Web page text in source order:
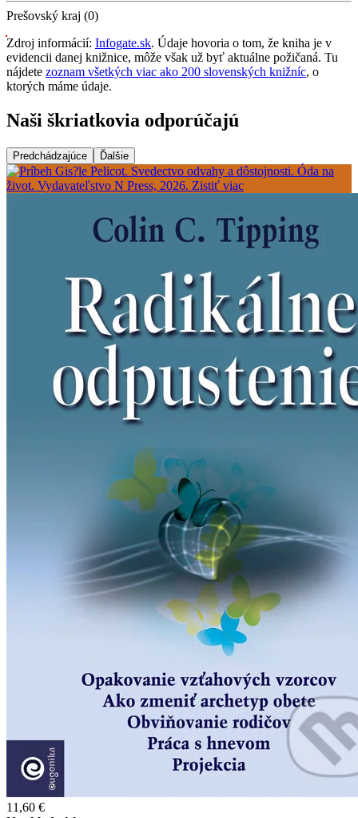
Prešovský kraj (0)
Zdroj informácií: Infogate.sk. Údaje hovoria o tom, že kniha je v
evidencii danej knižnice, môže však už byť aktuálne požičaná. Tu
nájdete zoznam všetkých viac ako 200 slovenských knižníc, o
ktorých máme údaje.
Naši škriatkovia odporúčajú
Predchádzajúce Ďalšie
11,60 €